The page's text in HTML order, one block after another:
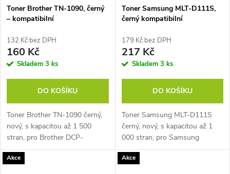
Toner Brother TN-1090, černý
– kompatibilní
132 Kč bez DPH
160 Kč
Skladem 3 ks
DO KOŠÍKU
Toner Brother TN-1090 černý,
nový, s kapacitou až 1 500
stran, pro Brother DCP-
1622WE, Brother HL-1222WE,
a další...
Toner Samsung MLT-D111S,
černý kompatibilní
179 Kč bez DPH
217 Kč
Skladem 3 ks
DO KOŠÍKU
Toner Samsung MLT-D111S
černý, nový, s kapacitou až 1
000 stran, pro Samsung
M2020, Samsung M2020W,
Samsung M2022, a další...
Akce Akce